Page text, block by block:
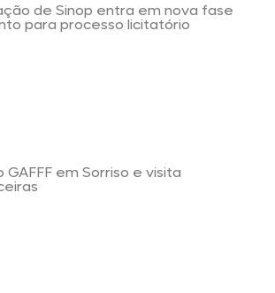
de Sinop entra em nova fase
para processo licitatório
GAFFF em Sorriso e visita